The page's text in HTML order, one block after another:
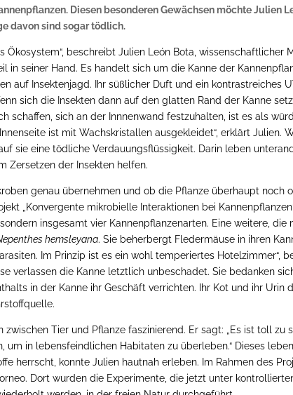
Diesen besonderen Gewächsen möchte Julien
davon sind sogar tödlich.
Ökosystem“, beschreibt Julien León Bota, wissenschaftlicher
in seiner Hand. Es handelt sich um die Kanne der
auf Insektenjagd. Ihr süßlicher Duft und ein kontrastreiches
sich die Insekten dann auf den glatten Rand der Kanne
schaffen, sich an der Innnenwand festzuhalten, ist es als
ist mit Wachskristallen ausgekleidet“, erklärt Julien.
sie eine tödliche Verdauungsflüssigkeit. Darin leben
Zersetzen der Insekten helfen.
genau übernehmen und ob die Pflanze überhaupt noch
„Konvergente mikrobielle Interaktionen bei
sondern insgesamt vier Kannenpflanzenarten. Eine weitere, die
hemsleyana. Sie beherbergt Fledermäuse in ihren
Im Prinzip ist es ein wohl temperiertes Hotelzimmer“,
verlassen die Kanne letztlich unbeschadet. Sie bedanken
in der Kanne ihr Geschäft verrichten. Ihr Kot und ihr Urin
zwischen Tier und Pflanze faszinierend. Er sagt: „Es ist toll zu
um in lebensfeindlichen Habitaten zu überleben.“ Dieses
herrscht, konnte Julien hautnah erleben. Im Rahmen des
Dort wurden die Experimente, die jetzt unter